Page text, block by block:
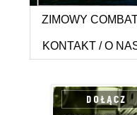
ZIMOWY
KONTAKT / O